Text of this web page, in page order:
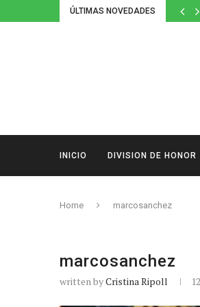
ÚLTIMAS NOVEDADES
INICIO DIVISION DE HONOR
Home marcosanchez
marcosanchez
written byCristina Ripoll